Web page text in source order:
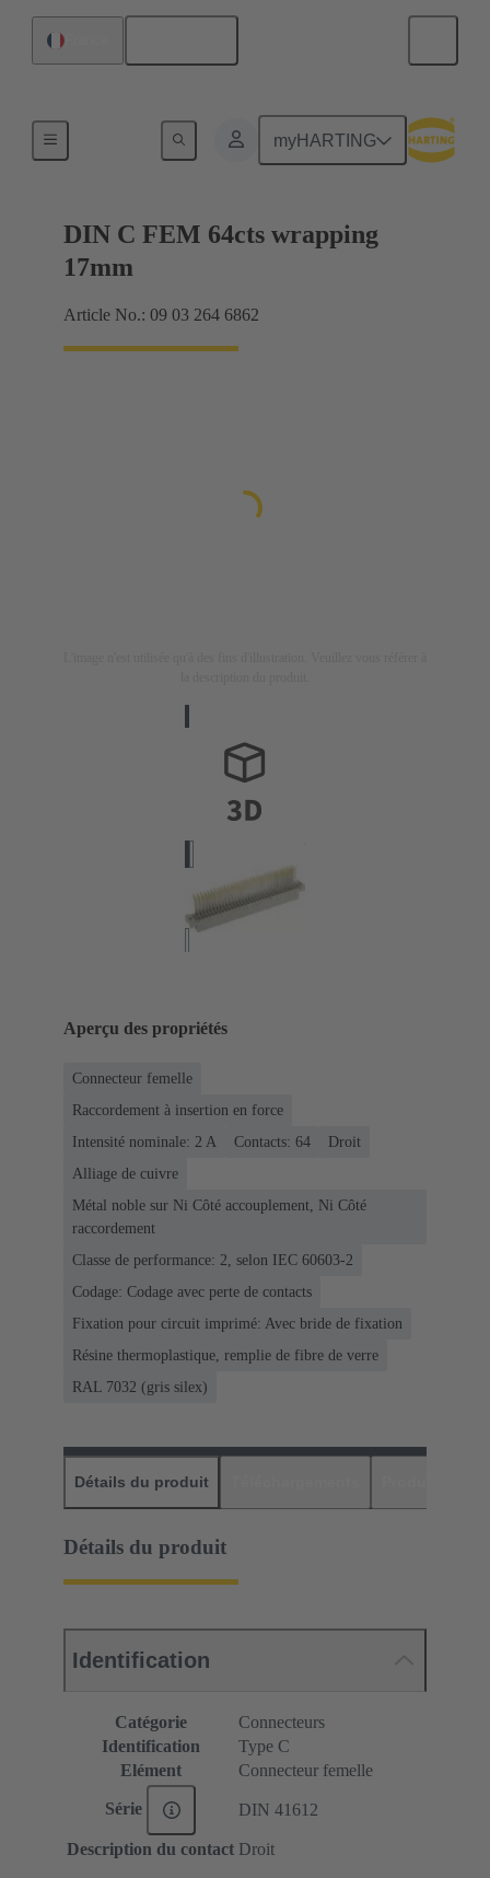
myHARTING
Raccordement carte mère à carte fille
DIN C FEM 64cts wrapping
17mm
Article No.: 09 03 264 6862
Aperçu des propriétés
Connecteur femelle
Raccordement à insertion en force
Intensité nominale: ‌2 A
Contacts: 64
Droit
Alliage de cuivre
Métal noble sur Ni Côté accouplement, Ni Côté
raccordement
Classe de performance: 2, selon IEC 60603-2
Codage: Codage avec perte de contacts
Fixation pour circuit imprimé: Avec bride de fixation
Résine thermoplastique, remplie de fibre de verre
RAL 7032 (gris silex)
Détails du produit
Détails du produit
Identification
Catégorie
Connecteurs
Identification
Type C
Elément
Connecteur femelle
Série DIN 41612
Description du contact Droit